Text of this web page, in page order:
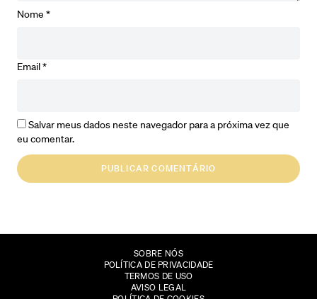
Nome *
Email*
Salvar meus dados neste navegador para a próxima vez que
eu comentar.
SOBRE NÓS
POLÍTICA DE PRIVACIDADE
TERMOS DE USO
AVISO LEGAL